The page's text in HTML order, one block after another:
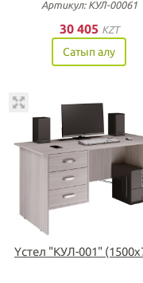
Артикул: КУЛ-00061
30 405 KZT
Сатып алу
Үстел "КУЛ-001"